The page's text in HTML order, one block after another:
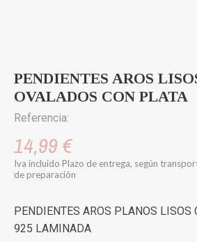
PENDIENTES AROS
OVALADOS CON PLATA
Referencia:
14,99 €
Iva incluido Plazo de entrega, según
de preparación
PENDIENTES AROS PLANOS LISOS
925 LAMINADA